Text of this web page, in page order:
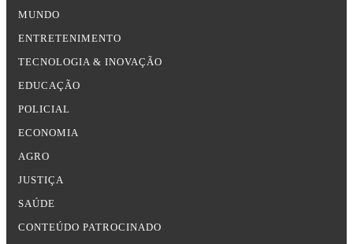
MUNDO
ENTRETENIMENTO
TECNOLOGIA & INOVAÇÃO
EDUCAÇÃO
POLICIAL
ECONOMIA
AGRO
JUSTIÇA
SAÚDE
CONTEÚDO PATROCINADO